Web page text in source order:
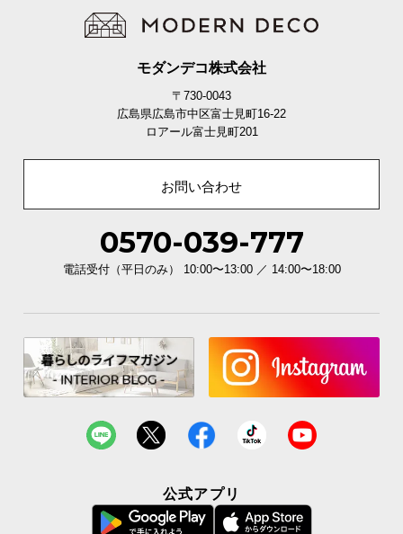
ソファの脚部裏面にはフローリングの傷を防止する
キャップが付属。安全にもこだわりました。
モダンデコ株式会社
〒730-0043
広島県広島市中区富士見町16-22
ロアール富士見町201
お問い合わせ
0570-039-777
電話受付（平日のみ） 10:00〜13:00 ／ 14:00〜18:00
公式アプリ